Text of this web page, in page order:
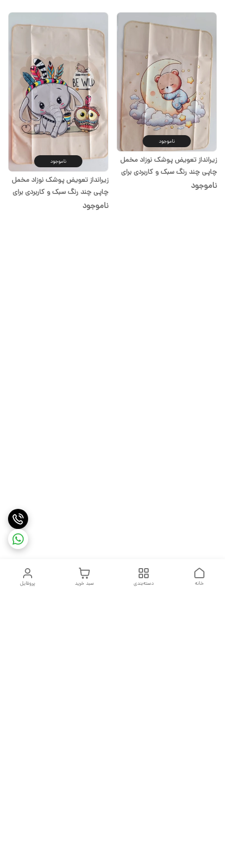
ناموجود
زیرانداز تعویض پوشک نوزاد مخمل
چاپی چند رنگ سبک و کاربردی برای
سیسمونی شیدا
ناموجود
ناموجود
زیرانداز تعویض پوشک نوزاد مخمل
چاپی چند رنگ سبک و کاربردی برای
سیسمونی شیدا
ناموجود
پروفایل سبد خرید دسته‌بندی خانه